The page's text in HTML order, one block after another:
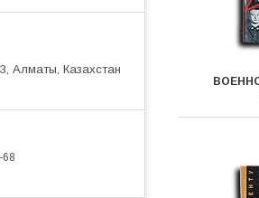
Алматы, Казахстан
68